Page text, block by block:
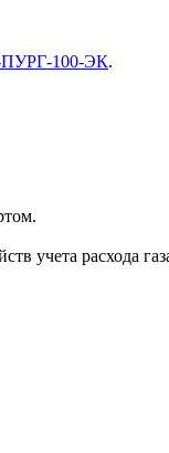
100-ЭК.
учета расхода